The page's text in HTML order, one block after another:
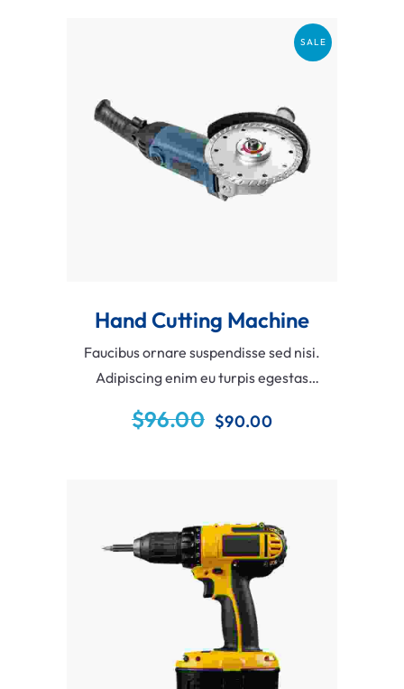
SALE
Add To Cart
Hand Cutting Machine
Faucibus ornare suspendisse sed nisi.
Adipiscing enim eu turpis egestas
Vehicula ipsum a arcu cursus vitae
$96.00 $90.00
Add To Cart